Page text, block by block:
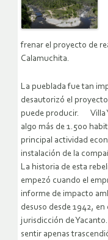
frenar el proyecto de
Calamuchita.
La pueblada fue tan
desautorizó el
puede producir. Villa
algo más de 1.500
principal actividad
instalación de la
La historia de esta
empezó cuando el
informe de impacto
desuso desde 1942,
jurisdicción de
sentir apenas